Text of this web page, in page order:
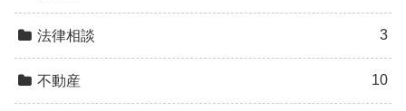
法律相談 3
不動産 10